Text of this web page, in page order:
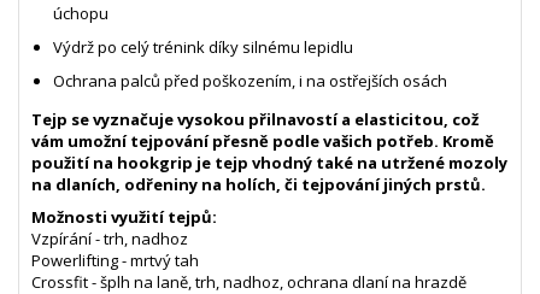
úchopu
Výdrž po celý trénink díky silnému lepidlu
Ochrana palců před poškozením, i na ostřejších osách
Tejp se vyznačuje vysokou přilnavostí a elasticitou, což
vám umožní tejpování přesně podle vašich potřeb. Kromě
použití na hookgrip je tejp vhodný také na utržené mozoly
na dlaních, odřeniny na holích, či tejpování jiných prstů.
Možnosti využití tejpů:
Vzpírání - trh, nadhoz
Powerlifting - mrtvý tah
Crossfit - šplh na laně, trh, nadhoz, ochrana dlaní na hrazdě